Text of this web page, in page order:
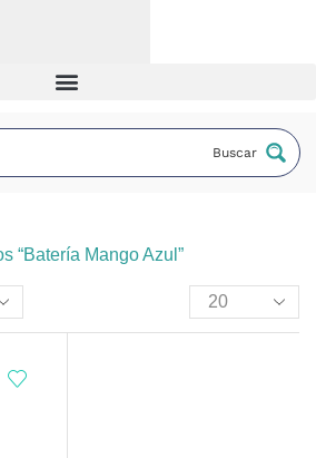
Buscar
“batería Mango Azul”